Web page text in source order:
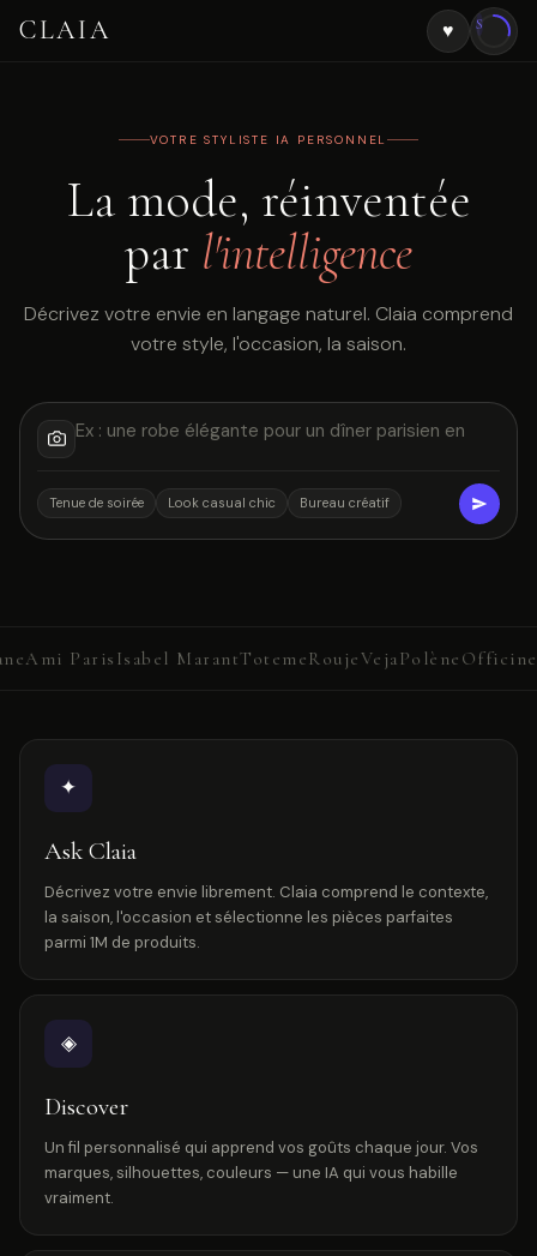
CLAIA ♥ S
VOTRE STYLISTE IA PERSONNEL
La mode, réinventée
par l'intelligence
Décrivez votre envie en langage naturel. Claia comprend
votre style, l'occasion, la saison.
Tenue de soirée Look casual chic Bureau créatif
Ami Paris Isabel MarantTotemeRouje Veja PolèneOfficine
✦
Ask Claia
Décrivez votre envie librement. Claia comprend le contexte,
la saison, l'occasion et sélectionne les pièces parfaites
parmi 1M de produits.
◈
Discover
Un fil personnalisé qui apprend vos goûts chaque jour. Vos
marques, silhouettes, couleurs — une IA qui vous habille
vraiment.